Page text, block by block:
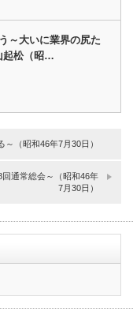
～大いに業界の尻た
松（昭…
（昭和46年7月30日）
通常総会～（昭和46年
7月30日）